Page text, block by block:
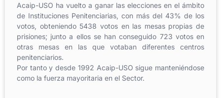
Acaip-USO ha vuelto a ganar las elecciones en el ámbito
de Instituciones Penitenciarias, con más del 43% de los
votos, obteniendo 5438 votos en las mesas propias de
prisiones; junto a ellos se han conseguido 723 votos en
otras mesas en las que votaban diferentes centros
penitenciarios.
Por tanto y desde 1992 Acaip-USO sigue manteniéndose
como la fuerza mayoritaria en el Sector.